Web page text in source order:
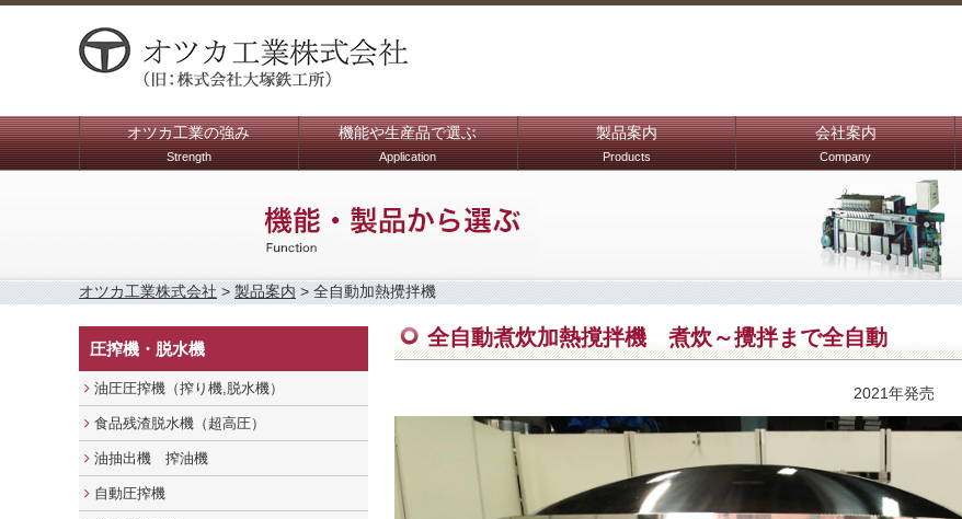
オツカ工業の強み
Strength
機能や生産品で選ぶ
Application
製品案内
Products
会社案内
Company
オツカ工業株式会社 > 製品案内 > 全自動加熱攪拌機
圧搾機・脱水機
油圧圧搾機（搾り機,脱水機）
食品残渣脱水機（超高圧）
油抽出機 搾油機
自動圧搾機
全自動煮炊加熱撹拌機 煮炊～攪拌まで全自動
2021年発売